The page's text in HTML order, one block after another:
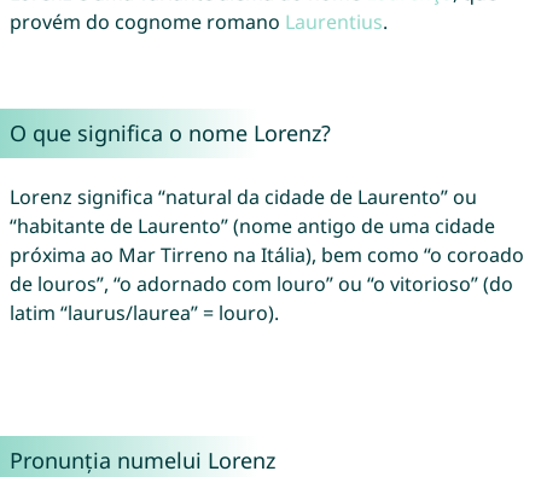
provém do cognome romano Laurentius.
O que significa o nome Lorenz?
Lorenz significa “natural da cidade de Laurento” ou
“habitante de Laurento” (nome antigo de uma cidade
próxima ao Mar Tirreno na Itália), bem como “o coroado
de louros”, “o adornado com louro” ou “o vitorioso” (do
latim “laurus/laurea” = louro).
Pronunția numelui Lorenz